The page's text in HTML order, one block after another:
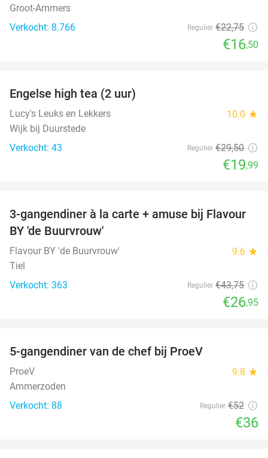
Groot-Ammers
Verkocht: 8.766
Regulier €22,75
€16,50
Engelse high tea (2 uur)
Lucy's Leuks en Lekkers 10.0 star
Wijk bij Duurstede
Verkocht: 43
Regulier €29,50
€19,99
38%
3-gangendiner à la carte + amuse bij Flavour
BY 'de Buurvrouw'
Flavour BY 'de Buurvrouw' 9.6 star
Tiel
Verkocht: 363
Regulier €43,75
€26,95
5-gangendiner van de chef bij ProeV
ProeV 9.8 star
Ammerzoden
Verkocht: 88
Regulier €52
€36